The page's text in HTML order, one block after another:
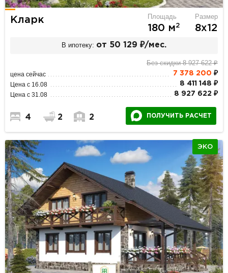
Кларк Площадь
180 м2
Размер
8х12
В ипотеку: от 50 129 ₽/мес.
Без скидки 8 927 622 ₽
цена сейчас 7 378 200 ₽
Цена с 16.08 8 411 148 ₽
Цена с 31.08 8 927 622 ₽
4 2 2 ПОЛУЧИТЬ РАСЧЕТ
ЭКО